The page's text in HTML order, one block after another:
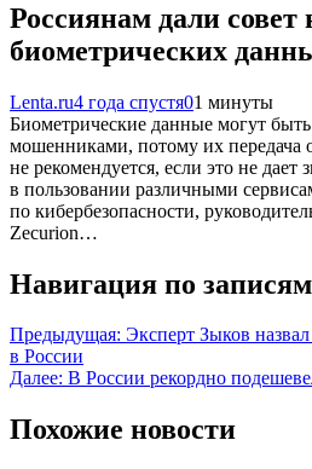
Россиянам дали совет
биометрических
Lenta.ru4 года спустя01 минуты
Биометрические данные могут
мошенниками, потому их передача
не рекомендуется, если это не
в пользовании различными
по кибербезопасности,
Zecurion…
Навигация по записям
Предыдущая: Эксперт Зыков
в России
Далее: В России рекордно
Похожие новости